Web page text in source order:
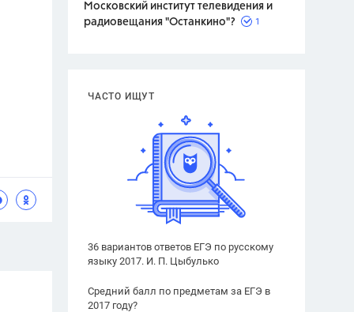
Московский институт телевидения и
радиовещания "Останкино"?
1
ЧАСТО ИЩУТ
36 вариантов ответов ЕГЭ по русскому
языку 2017. И. П. Цыбулько
Средний балл по предметам за ЕГЭ в
2017 году?